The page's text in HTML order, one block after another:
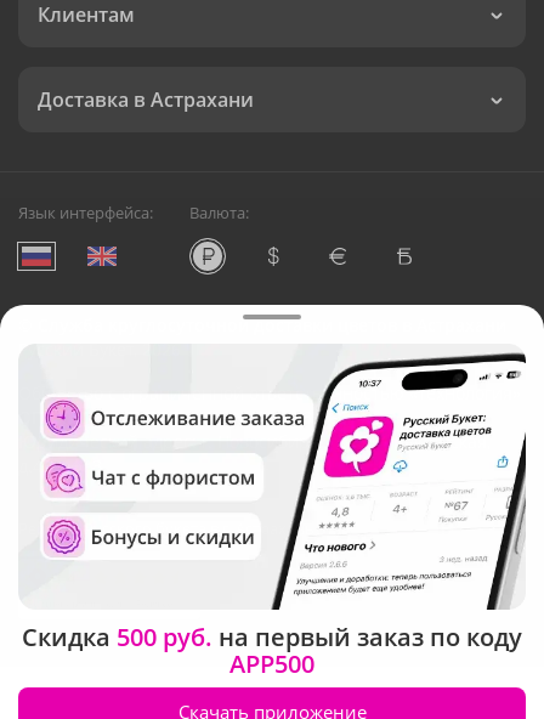
Клиентам
Доставка в Астрахани
Язык интерфейса: Валюта:
Служба круглосуточной доставки цветов в Астрахани
Русский Букет, 2026
Общество с ограниченной ответственностью «Технология»
ОГРН: 1195476081745, ИНН: 5410081997
Юридический адрес: г. Новосибирск, ул. Ипподромская,
д.42, оф. 3
Рейтинг Русского букета в г. Астрахань
Скидка 500 руб. на первый заказ по коду
APP500
Скачать приложение